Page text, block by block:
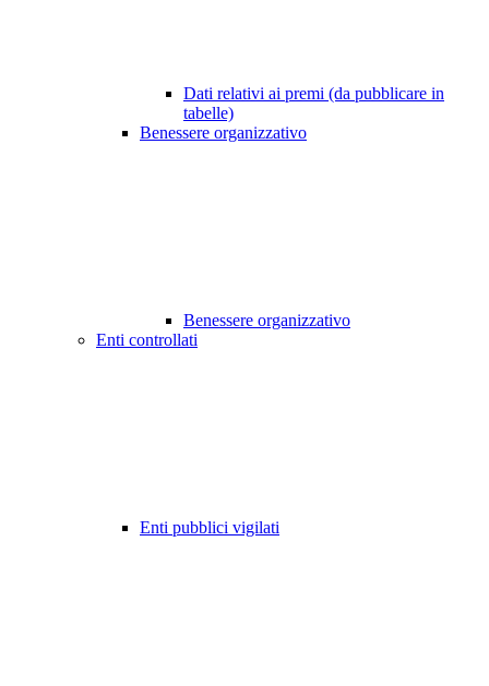
Dati relativi ai premi (da pubblicare in
tabelle)
Benessere organizzativo
Benessere organizzativo
Enti controllati
Enti pubblici vigilati